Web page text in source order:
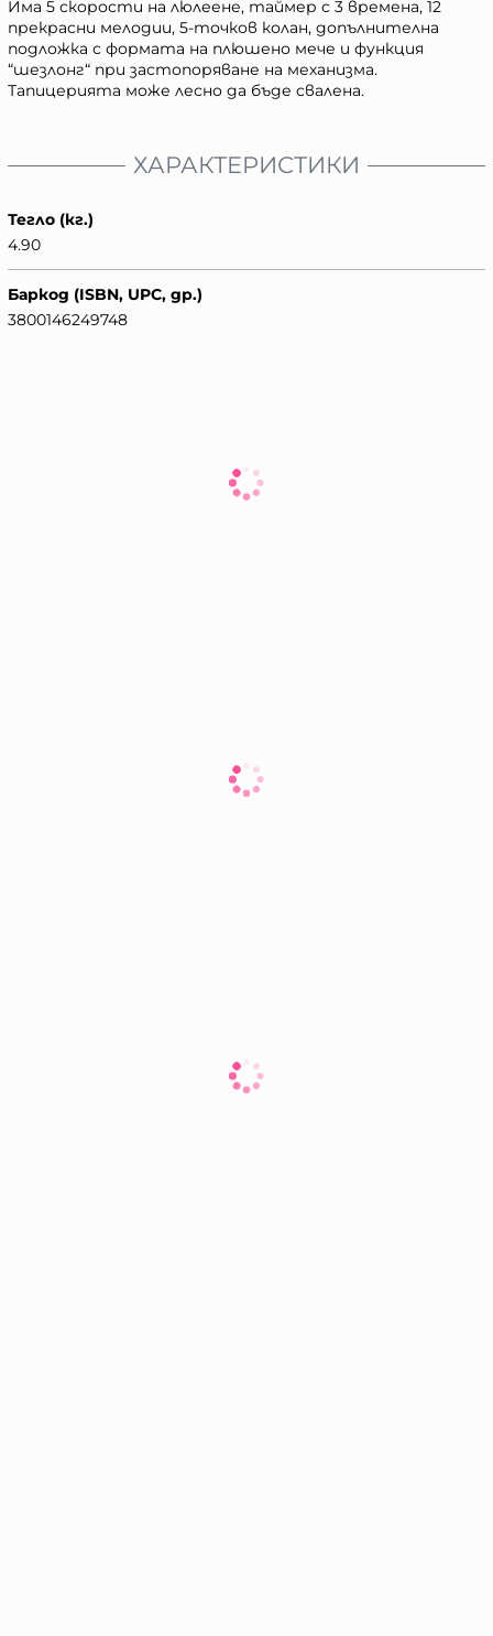
Има 5 скорости на люлеене, таймер с 3 времена, 12
прекрасни мелодии, 5-точков колан, допълнителна
подложка с формата на плюшено мече и функция
“шезлонг“ при застопоряване на механизма.
Тапицерията може лесно да бъде свалена.
ХАРАКТЕРИСТИКИ
Тегло (кг.)
4.90
Баркод (ISBN, UPC, др.)
3800146249748